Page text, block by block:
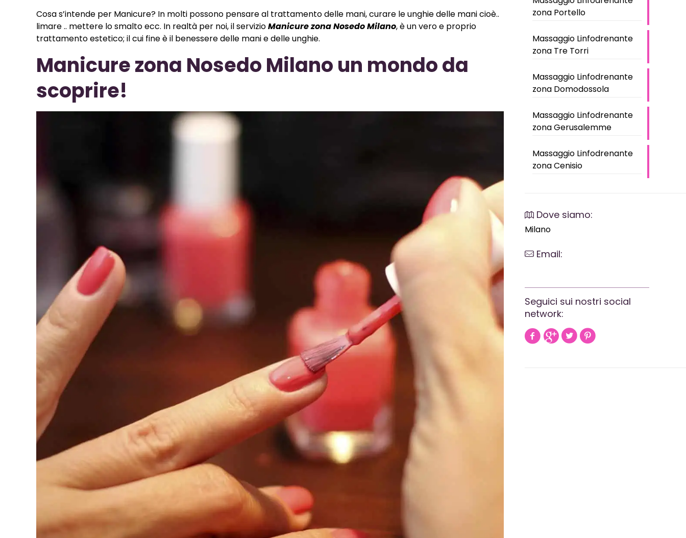
Cosa s’intende per Manicure? In molti possono pensare al trattamento delle mani, curare le unghie delle mani cioè..
limare .. mettere lo smalto ecc. In realtà per noi, il servizioManicure zona Nosedo Milano, è un vero e proprio
trattamento estetico; il cui fine è il benessere delle mani e delle unghie.
Manicure zona Nosedo Milano un mondo da
scoprire!
zona Portello
Massaggio Linfodrenante
zona Tre Torri
Massaggio Linfodrenante
zona Domodossola
Massaggio Linfodrenante
zona Gerusalemme
Massaggio Linfodrenante
zona Cenisio
Dove siamo:
Milano
Email:
Seguici sui nostri social
network: